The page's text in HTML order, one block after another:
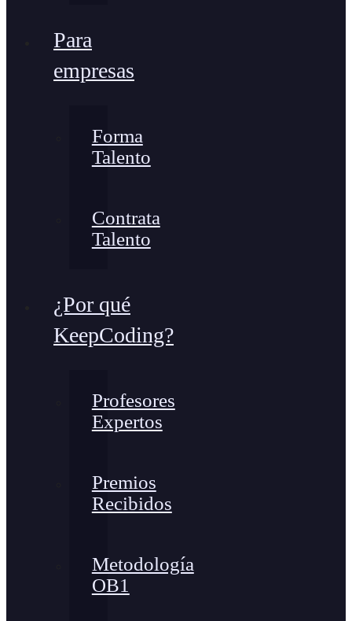
Para
empresas
Forma
Talento
Contrata
Talento
¿Por qué
KeepCoding?
Profesores
Expertos
Premios
Recibidos
Metodología
OB1